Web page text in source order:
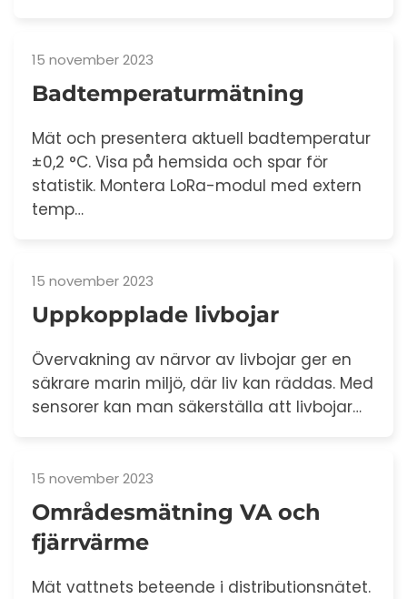
15 november 2023
Badtemperaturmätning
Mät och presentera aktuell badtemperatur
±0,2 °C. Visa på hemsida och spar för
statistik. Montera LoRa-modul med extern
temp…
15 november 2023
Uppkopplade livbojar
Övervakning av närvor av livbojar ger en
säkrare marin miljö, där liv kan räddas. Med
sensorer kan man säkerställa att livbojar…
15 november 2023
Områdesmätning VA och
fjärrvärme
Mät vattnets beteende i distributionsnätet.